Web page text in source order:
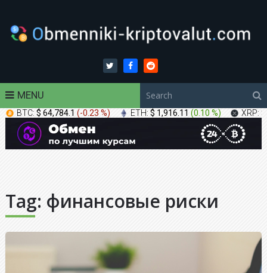
MENU
BTC: $ 64,784.1 (-0.23 %) ETH: $ 1,916.11 (0.10 %) XRP:
Tag: финансовые риски